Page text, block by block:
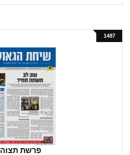
1487
פרשת תצוה